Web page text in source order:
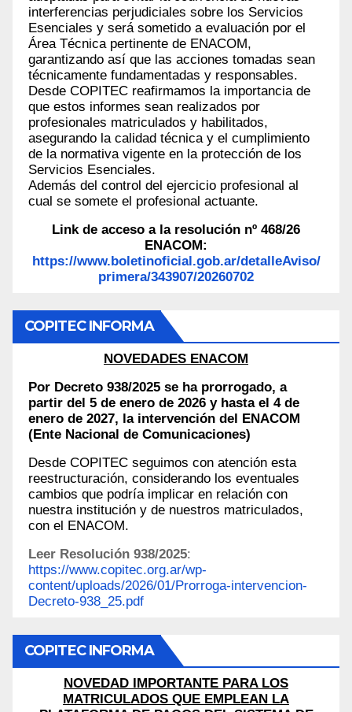
interferencias perjudiciales sobre los Servicios
Esenciales y será sometido a evaluación por el
Área Técnica pertinente de ENACOM,
garantizando así que las acciones tomadas sean
técnicamente fundamentadas y responsables.
Desde COPITEC reafirmamos la importancia de
que estos informes sean realizados por
profesionales matriculados y habilitados,
asegurando la calidad técnica y el cumplimiento
de la normativa vigente en la protección de los
Servicios Esenciales.
Además del control del ejercicio profesional al
cual se somete el profesional actuante.
Link de acceso a la resolución nº 468/26
ENACOM:
https://www.boletinoficial.gob.ar/detalleAviso/
primera/343907/20260702
COPITEC INFORMA
NOVEDADES ENACOM
Por Decreto 938/2025 se ha prorrogado, a
partir del 5 de enero de 2026 y hasta el 4 de
enero de 2027, la intervención del ENACOM
(Ente Nacional de Comunicaciones)
Desde COPITEC seguimos con atención esta
reestructuración, considerando los eventuales
cambios que podría implicar en relación con
nuestra institución y de nuestros matriculados,
con el ENACOM.
Leer Resolución 938/2025:
https://www.copitec.org.ar/wp-
content/uploads/2026/01/Prorroga-intervencion-
Decreto-938_25.pdf
COPITEC INFORMA
NOVEDAD IMPORTANTE PARA LOS
MATRICULADOS QUE EMPLEAN LA